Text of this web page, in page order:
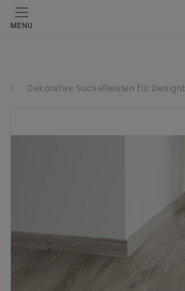
MENU
Dekorative Sockelleisten für